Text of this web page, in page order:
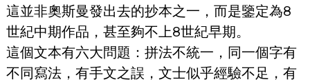
這並非奧斯曼發出去的抄本之一，而是鑒定為8
世紀中期作品，甚至夠不上8世紀早期。
這個文本有六大問題：拼法不統一，同一個字有
不同寫法，有手文之誤，文士似乎經驗不足，有